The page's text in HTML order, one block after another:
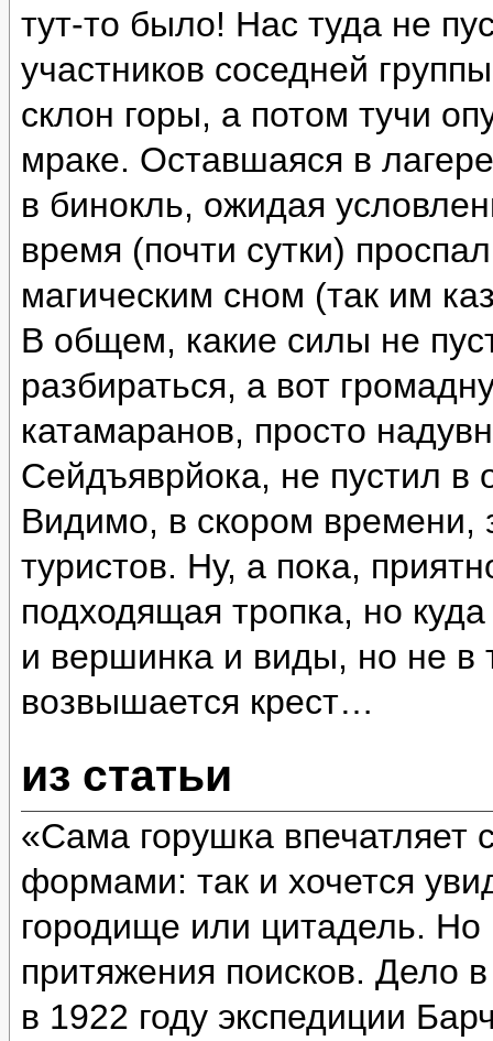
тут-то было! Нас туда не
участников соседней
склон горы, а потом тучи
мраке. Оставшаяся в
в бинокль, ожидая
время (почти сутки)
магическим сном (так им
В общем, какие силы не
разбираться, а вот
катамаранов, просто
Сейдъяврйока, не пустил в
Видимо, в скором времени,
туристов. Ну, а пока,
подходящая тропка, но
и вершинка и виды, но не в
возвышается крест…
из статьи
«Сама горушка
формами: так и хочется
городище или цитадель. Но
притяжения поисков. Дело
в 1922 году экспедиции